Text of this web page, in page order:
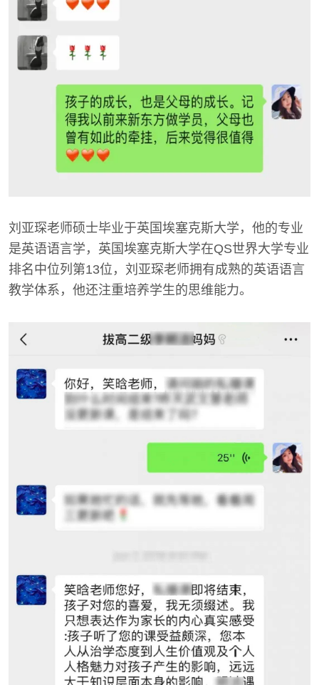
刘亚琛老师硕士毕业于英国埃塞克斯大学，他的专业
是英语语言学，英国埃塞克斯大学在QS世界大学专业
排名中位列第13位，刘亚琛老师拥有成熟的英语语言
教学体系，他还注重培养学生的思维能力。